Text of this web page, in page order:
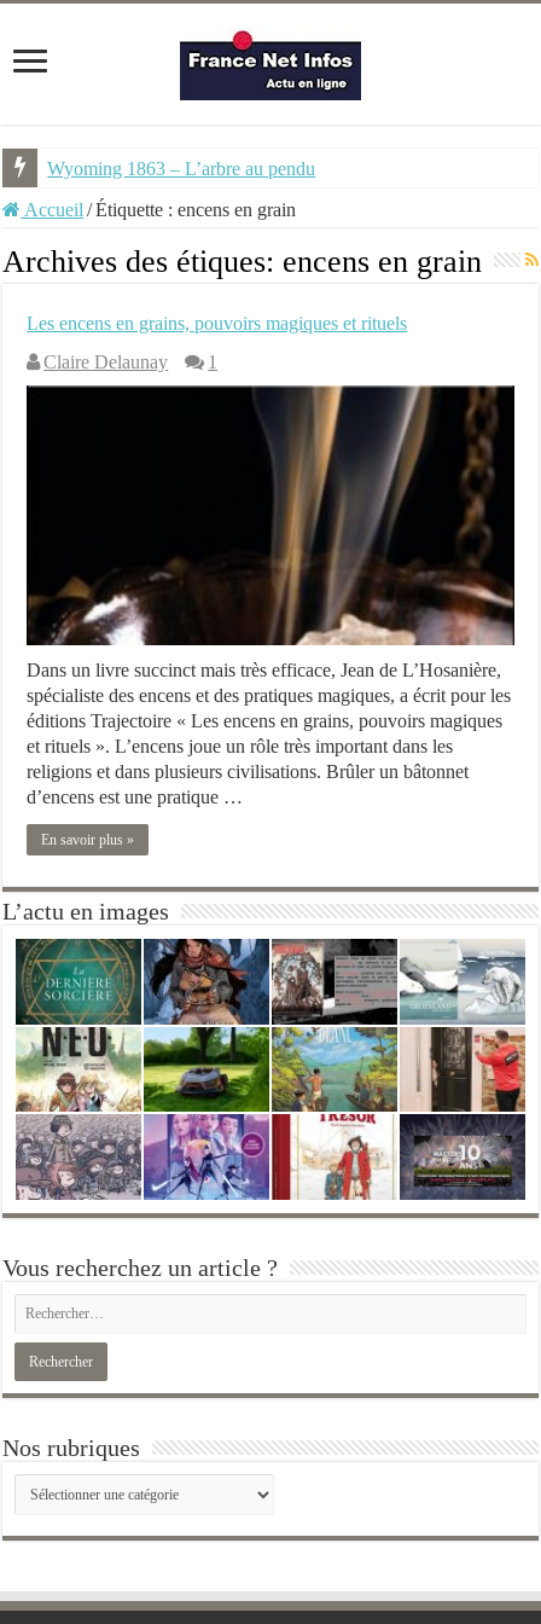
Wyoming 1863 – L’arbre au pendu
Accueil /Étiquette :encens en grain
Archives des étiques: encens en grain
Les encens en grains, pouvoirs magiques et rituels
Claire Delaunay
1
Dans un livre succinct mais très efficace, Jean de L’Hosanière,
spécialiste des encens et des pratiques magiques, a écrit pour les
éditions Trajectoire « Les encens en grains, pouvoirs magiques
et rituels ». L’encens joue un rôle très important dans les
religions et dans plusieurs civilisations. Brûler un bâtonnet
d’encens est une pratique …
En savoir plus »
L’actu en images
Vous recherchez un article ?
Nos rubriques
Nos
rubriques